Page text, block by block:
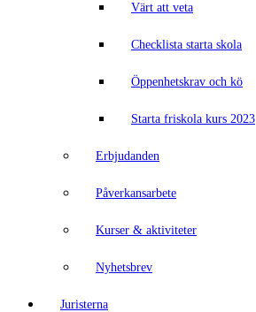
Värt att veta
Checklista starta skola
Öppenhetskrav och kö
Starta friskola kurs 2023
Erbjudanden
Påverkansarbete
Kurser & aktiviteter
Nyhetsbrev
Juristerna